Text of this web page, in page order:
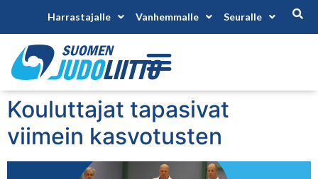
Harrastajalle Vanhemmalle Seuralle
Kouluttajat tapasivat
viimein kasvotusten